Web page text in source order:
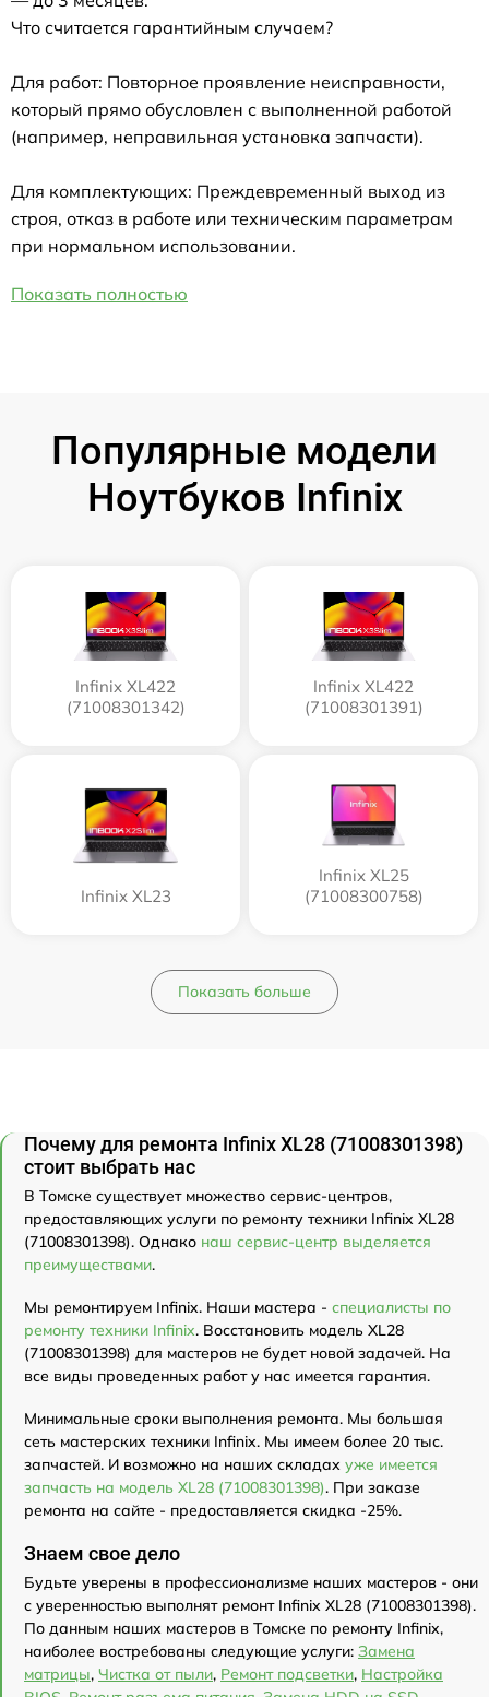
Что считается гарантийным случаем?
Для работ: Повторное проявление неисправности,
который прямо обусловлен с выполненной работой
(например, неправильная установка запчасти).
Для комплектующих: Преждевременный выход из
строя, отказ в работе или техническим параметрам
при нормальном использовании.
Показать полностью
Популярные модели
Ноутбуков Infinix
Infinix XL422
(71008301342)
Infinix XL422
(71008301391)
Infinix XL23
Infinix XL25
(71008300758)
Показать больше
Почему для ремонта Infinix XL28 (71008301398)
стоит выбрать нас
В Томске существует множество сервис-центров,
предоставляющих услуги по ремонту техники Infinix XL28
(71008301398). Однако наш сервис-центр выделяется
преимуществами.
Мы ремонтируем Infinix. Наши мастера - специалисты по
ремонту техники Infinix. Восстановить модель XL28
(71008301398) для мастеров не будет новой задачей. На
все виды проведенных работ у нас имеется гарантия.
Минимальные сроки выполнения ремонта. Мы большая
сеть мастерских техники Infinix. Мы имеем более 20 тыс.
запчастей. И возможно на наших складах уже имеется
запчасть на модель XL28 (71008301398). При заказе
ремонта на сайте - предоставляется скидка -25%.
Знаем свое дело
Будьте уверены в профессионализме наших мастеров - они
с уверенностью выполнят ремонт Infinix XL28 (71008301398).
По данным наших мастеров в Томске по ремонту Infinix,
наиболее востребованы следующие услуги: Замена
матрицы, Чистка от пыли, Ремонт подсветки, Настройка